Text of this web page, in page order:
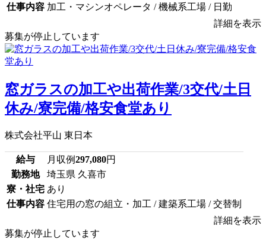
仕事内容 加工・マシンオペレータ / 機械系工場 / 日勤
詳細を表示
募集が停止しています
窓ガラスの加工や出荷作業/3交代/土日
休み/寮完備/格安食堂あり
株式会社平山 東日本
給与 月収例297,080円
勤務地
埼玉県 久喜市
寮・社宅 あり
仕事内容 住宅用の窓の組立・加工 / 建築系工場 / 交替制
詳細を表示
募集が停止しています